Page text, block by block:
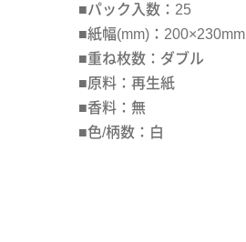
■パック入数：25
■紙幅(mm)：200×230mm
■重ね枚数：ダブル
■原料：再生紙
■香料：無
■色/柄数：白